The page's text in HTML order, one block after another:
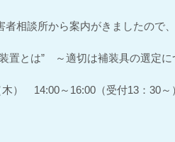
相談所から案内がきましたので
置とは” ～適切は補装具の選定に
） 14:00～16:00（受付13：30～